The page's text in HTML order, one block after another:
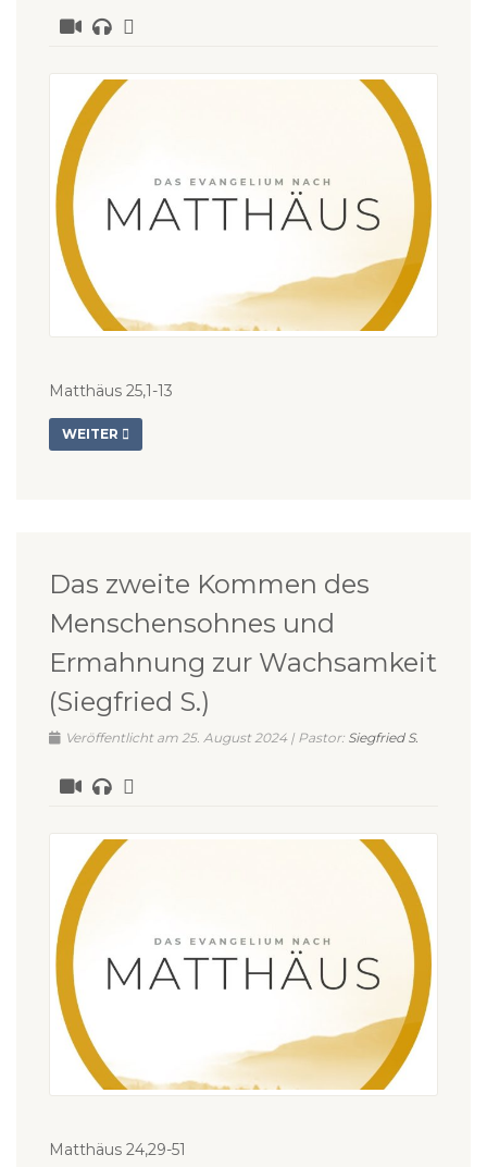
Matthäus 25,1-13
WEITER
Das zweite Kommen des
Menschensohnes und
Ermahnung zur Wachsamkeit
(Siegfried S.)
Veröffentlicht am 25. August 2024 | Pastor: Siegfried S.
Matthäus 24,29-51